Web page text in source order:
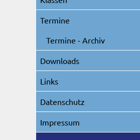
Termine
Termine - Archiv
Downloads
Links
Datenschutz
Impressum